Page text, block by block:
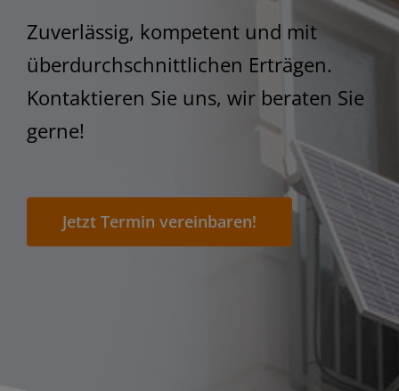
Zuverlässig, kompetent und mit
überdurchschnittlichen Erträgen.
Kontaktieren Sie uns, wir beraten Sie
gerne!
Jetzt Termin vereinbaren!